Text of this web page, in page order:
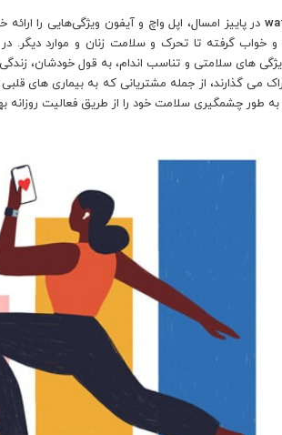
و خواب گرفته تا تحرک و سلامت زنان و موارد
های سلامتی و تناسب اندام، به قول خودشان،
می گذارند، از جمله مشتریانی که به بیماری های
به طور چشمگیری سلامت خود را از طریق فعالیت روزانه